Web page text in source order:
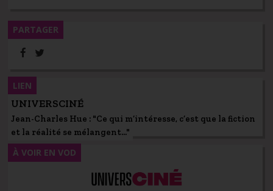
PARTAGER
UNIVERSCINÉ
Jean-Charles Hue : "Ce qui m’intéresse, c’est que la fiction
et la réalité se mélangent..."
LIEN
À VOIR EN VOD